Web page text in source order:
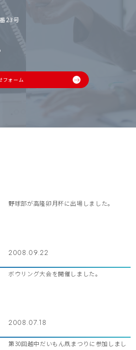
23号
フォーム
野球部が高隆卯月杯に出場しました。
2008.09.22
ボウリング大会を開催しました。
2008.07.18
第30回越中だいもん凧まつりに参加しまし